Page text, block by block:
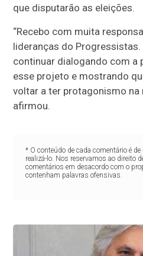
que disputarão as eleições.
“Recebo com muita
lideranças do
continuar dialogando com a
esse projeto e mostrando
voltar a ter protagonismo na
afirmou.
* O conteúdo de cada comentário é
realizá-lo. Nos reservamos ao direito
comentários em desacordo com o
contenham palavras ofensivas.